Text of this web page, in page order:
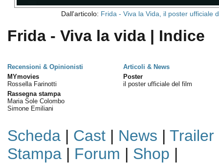
Dall'articolo: Frida - Viva la Vida, il poster ufficiale
Frida - Viva la vida | Indice
Recensioni & Opinionisti
Articoli & News
MYmovies
Rossella Farinotti
Rassegna stampa
Maria Sole Colombo
Simone Emiliani
Poster
il poster ufficiale del film
Scheda| Cast| News | Trailer
Stampa| Forum | Shop |